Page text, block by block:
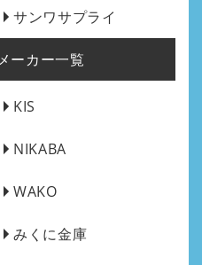
サンワサプライ
ーカー一覧
KIS
NIKABA
WAKO
みくに金庫